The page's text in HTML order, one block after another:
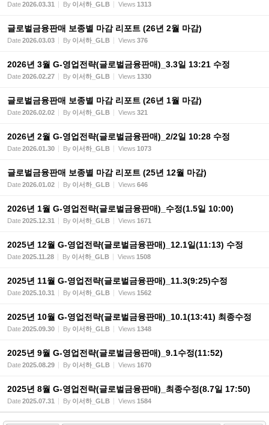
Date2026.03.31 By 이서하_GLB Views 1313
글로벌금융판매 보종별 마감 리포트 (26년 2월 마감)
Date2026.03.03 By 이서하_GLB Views 376
2026년 3월 G-영업전략(글로벌금융판매)_3.3일 13:21 수정
Date2026.02.27 By 이서하_GLB Views 1330
글로벌금융판매 보종별 마감 리포트 (26년 1월 마감)
Date2026.02.02 By 이서하_GLB Views 321
2026년 2월 G-영업전략(글로벌금융판매)_2/2일 10:28 수정
Date2026.01.30 By 이서하_GLB Views 1073
글로벌금융판매 보종별 마감 리포트 (25년 12월 마감)
Date2026.01.02 By 이서하_GLB Views 646
2026년 1월 G-영업전략(글로벌금융판매)_수정(1.5일 10:00)
Date2025.12.31 By 이서하_GLB Views 1671
2025년 12월 G-영업전략(글로벌금융판매)_12.1일(11:13) 수정
Date2025.11.28 By 이서하_GLB Views 1508
2025년 11월 G-영업전략(글로벌금융판매)_11.3(9:25)수정
Date2025.10.31 By 이서하_GLB Views 1562
2025년 10월 G-영업전략(글로벌금융판매)_10.1(13:41) 최종수정
Date2025.09.30 By 이서하_GLB Views 1348
2025년 9월 G-영업전략(글로벌금융판매)_9.1수정(11:52)
Date2025.08.29 By 이서하_GLB Views 1670
2025년 8월 G-영업전략(글로벌금융판매)_최종수정(8.7일 17:50)
Date2025.07.31 By 이서하_GLB Views 1584